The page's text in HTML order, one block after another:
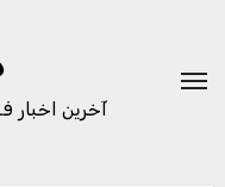
content
آخرین اخبار